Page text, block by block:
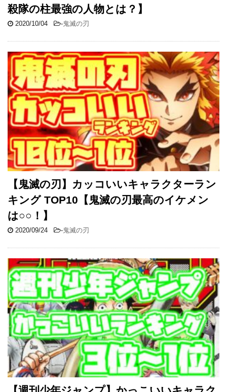
殺隊の柱最強の人物とは？】
2020/10/04 -鬼滅の刃
【鬼滅の刃】カッコいいキャラクターラン
キング TOP10【鬼滅の刃最高のイケメン
は○○！】
2020/09/24 -鬼滅の刃